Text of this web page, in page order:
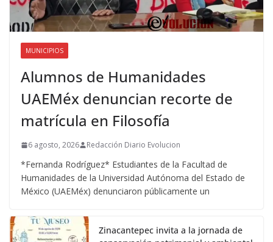
MUNICIPIOS
Alumnos de Humanidades
UAEMéx denuncian recorte de
matrícula en Filosofía
6 agosto, 2026 Redacción Diario Evolucion
*Fernanda Rodríguez* Estudiantes de la Facultad de
Humanidades de la Universidad Autónoma del Estado de
México (UAEMéx) denunciaron públicamente un
Zinacantepec invita a la jornada de